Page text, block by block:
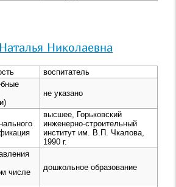
Николаевна
воспитатель
не указано
высшее, Горьковский
инженерно-строительный
институт им. В.П. Чкалова,
1990 г.
числе
дошкольное образование